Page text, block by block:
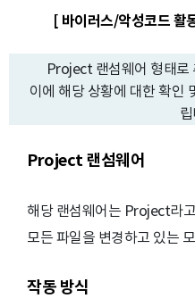
[ 바이러스/악성코드
Project 랜섬웨어 형태로
이에 해당 상황에 대한 확인
Project 랜섬웨어
해당 랜섬웨어는 Project라
모든 파일을 변경하고 있는
작동 방식